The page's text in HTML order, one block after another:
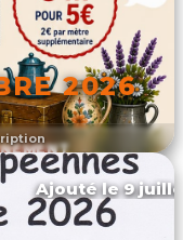
2026
Ajouté le 9